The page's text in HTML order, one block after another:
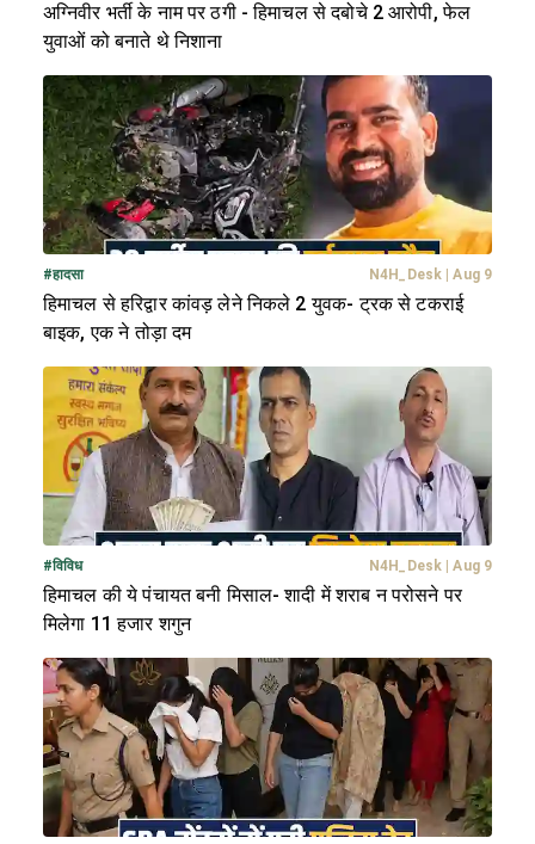
अग्निवीर भर्ती के नाम पर ठगी - हिमाचल से दबोचे 2 आरोपी, फेल
युवाओं को बनाते थे निशाना
#हादसा N4H_Desk Aug 9
हिमाचल से हरिद्वार कांवड़ लेने निकले 2 युवक- ट्रक से टकराई
बाइक, एक ने तोड़ा दम
#विविध N4H_Desk Aug 9
हिमाचल की ये पंचायत बनी मिसाल- शादी में शराब न परोसने पर
मिलेगा 11 हजार शगुन